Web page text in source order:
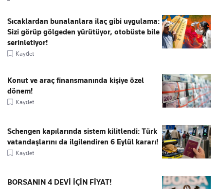
Sıcaklardan bunalanlara ilaç gibi uygulama:
Sizi görüp gölgeden yürütüyor, otobüste bile
serinletiyor!
Kaydet
Konut ve araç finansmanında kişiye özel
dönem!
Kaydet
Schengen kapılarında sistem kilitlendi: Türk
vatandaşlarını da ilgilendiren 6 Eylül kararı!
Kaydet
BORSANIN 4 DEVİ İÇİN FİYAT!